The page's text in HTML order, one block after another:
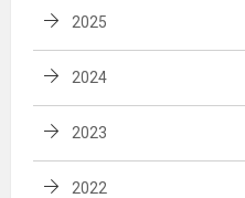
2025
2024
2023
2022